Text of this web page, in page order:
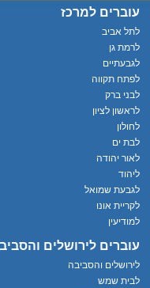
עוברים למרכז
לתל אביב
לרמת גן
לגבעתיים
לפתח תקווה
לבני ברק
לראשון לציון
לחולון
לבת ים
לאור יהודה
ליהוד
לגבעת שמואל
לקריית אונו
למודיעין
עוברים לירושלים
לירושלים והסביבה
לבית שמש